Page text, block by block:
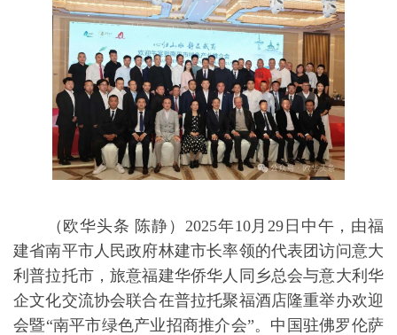
（欧华头条 陈静）2025年10月29日中午，由福
建省南平市人民政府林建市长率领的代表团访问意大
利普拉托市，旅意福建华侨华人同乡总会与意大利华
企文化交流协会联合在普拉托聚福酒店隆重举办欢迎
会暨“南平市绿色产业招商推介会”。中国驻佛罗伦萨